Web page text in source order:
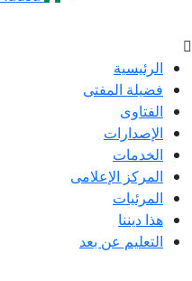
الرئيسية
فضيلة المفتى
الفتاوى
الإصدارات
الخدمات
المركز الإعلامى
المرئيات
هذا ديننا
التعليم عن بعد